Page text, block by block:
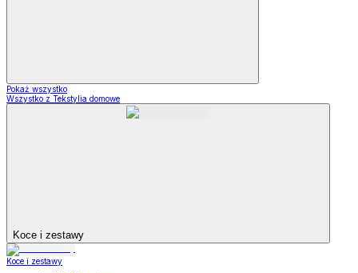
Pokaż wszystko
Wszystko z Tekstylia domowe
Koce i zestawy
Koce i zestawy